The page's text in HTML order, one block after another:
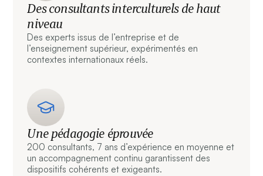
Des consultants interculturels de haut
niveau
Des experts issus de l’entreprise et de
l’enseignement supérieur, expérimentés en
contextes internationaux réels.
Une pédagogie éprouvée
200 consultants, 7 ans d’expérience en moyenne et
un accompagnement continu garantissent des
dispositifs cohérents et exigeants.